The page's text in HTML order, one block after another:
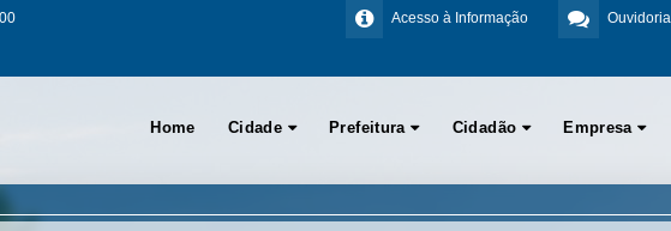
Acesso à Informação
Home Cidade Prefeitura Cidadão Empresa